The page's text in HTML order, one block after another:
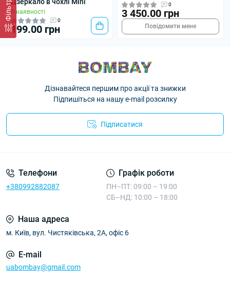
ФільтрВ наявності
0
199.00 грн
0
3 450.00 грн
Повідомити мене
Дізнавайтеся першим про акції та знижки
Підпишіться на нашу e-mail розсилку
Підписатися
Телефони
+380992882087
Графік роботи
ПН–ПТ: 09:00 – 19:00
СБ–НД: 10:00 – 18:00
Наша адреса
м. Київ, вул. Чистяківська, 2А, офіс 6
E-mail
uabombay@gmail.com